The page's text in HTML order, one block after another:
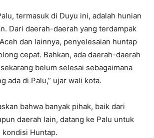
termasuk di Duyu ini, adalah hunian
Dari daerah-daerah yang terdampak
dan lainnya, penyelesaian huntap
cepat. Bahkan, ada daerah-daerah
belum selesai sebagaimana
ada di Palu,” ujar wali kota.
bahwa banyak pihak, baik dari
daerah lain, datang ke Palu untuk
Huntap.